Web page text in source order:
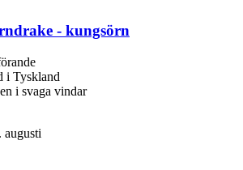
-​ kungsörn
i Tyskland
i svaga vindar
augusti